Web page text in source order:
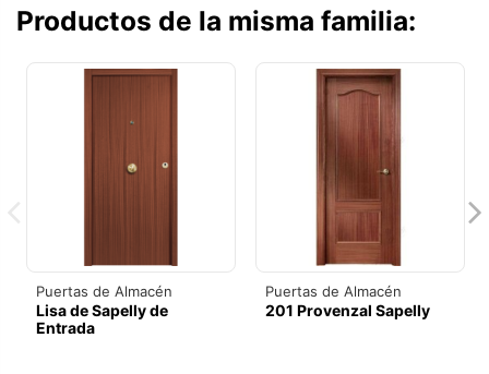
Productos de la misma familia:
Puertas de Almacén
Lisa de Sapelly de
Entrada
Puertas de Almacén
201 Provenzal Sapelly